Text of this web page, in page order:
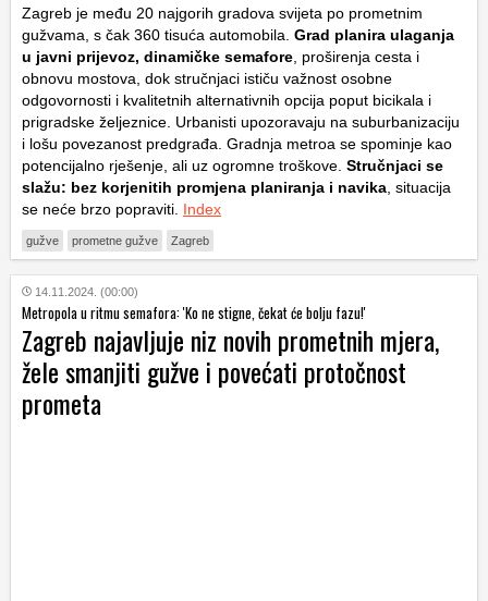
Zagreb je među 20 najgorih gradova svijeta po prometnim
gužvama, s čak 360 tisuća automobila. Grad planira ulaganja
u javni prijevoz, dinamičke semafore , proširenja cesta i
obnovu mostova, dok stručnjaci ističu važnost osobne
odgovornosti i kvalitetnih alternativnih opcija poput bicikala i
prigradske željeznice. Urbanisti upozoravaju na suburbanizaciju
i lošu povezanost predgrađa. Gradnja metroa se spominje kao
potencijalno rješenje, ali uz ogromne troškove. Stručnjaci se
slažu: bez korjenitih promjena planiranja i navika , situacija
se neće brzo popraviti. Index
gužve prometne gužve Zagreb
14.11.2024. (00:00)
Metropola u ritmu semafora: 'Ko ne stigne, čekat će bolju fazu!'
Zagreb najavljuje niz novih prometnih mjera,
žele smanjiti gužve i povećati protočnost
prometa